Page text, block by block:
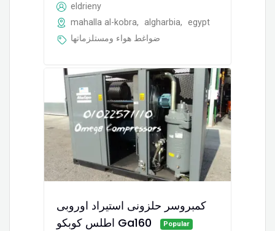
eldrieny
mahalla al-kobra, algharbia,
egypt
ضواغط هواء ومستلزماتها
كمبروسر حلزونى استيراد اوروبى
اطلس كوبكو Ga160
Popular